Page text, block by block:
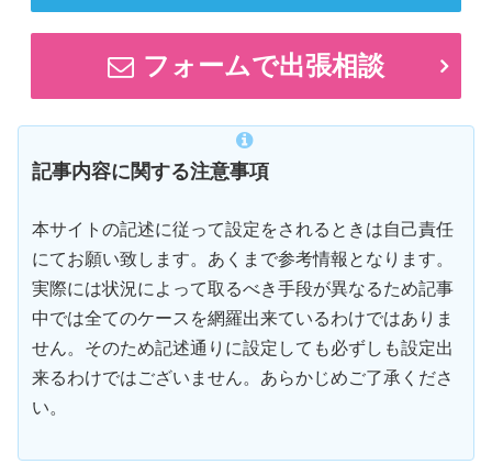
フォームで出張相談
記事内容に関する注意事項
本サイトの記述に従って設定をされるときは自己責任
にてお願い致します。あくまで参考情報となります。
実際には状況によって取るべき手段が異なるため記事
中では全てのケースを網羅出来ているわけではありま
せん。そのため記述通りに設定しても必ずしも設定出
来るわけではございません。あらかじめご了承くださ
い。